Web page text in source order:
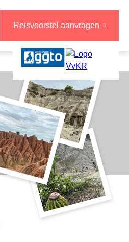
Reisvoorstel aanvragen